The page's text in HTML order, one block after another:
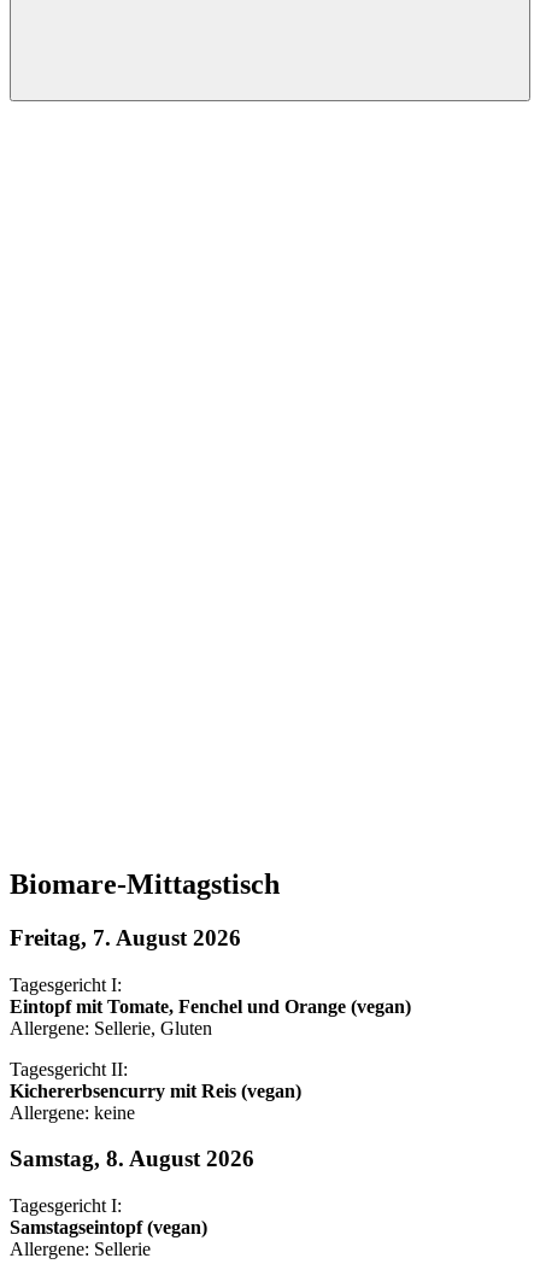
Biomare-Mittagstisch
Freitag, 7. August 2026
Tagesgericht I:
Eintopf mit Tomate, Fenchel und Orange (vegan)
Allergene: Sellerie, Gluten
Tagesgericht II:
Kichererbsencurry mit Reis (vegan)
Allergene: keine
Samstag, 8. August 2026
Tagesgericht I:
Samstagseintopf (vegan)
Allergene: Sellerie